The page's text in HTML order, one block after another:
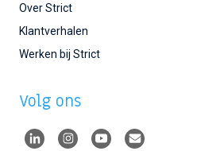
Over Strict
Klantverhalen
Werken bij Strict
Volg ons